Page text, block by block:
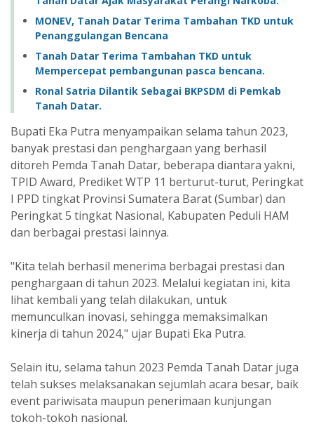
MONEV, Tanah Datar Terima Tambahan TKD untuk
Penanggulangan Bencana
Tanah Datar Terima Tambahan TKD untuk
Mempercepat pembangunan pasca bencana.
Ronal Satria Dilantik Sebagai BKPSDM di Pemkab
Tanah Datar.
Bupati Eka Putra menyampaikan selama tahun 2023,
banyak prestasi dan penghargaan yang berhasil
ditoreh Pemda Tanah Datar, beberapa diantara yakni,
TPID Award, Prediket WTP 11 berturut-turut, Peringkat
I PPD tingkat Provinsi Sumatera Barat (Sumbar) dan
Peringkat 5 tingkat Nasional, Kabupaten Peduli HAM
dan berbagai prestasi lainnya.
"Kita telah berhasil menerima berbagai prestasi dan
penghargaan di tahun 2023. Melalui kegiatan ini, kita
lihat kembali yang telah dilakukan, untuk
memunculkan inovasi, sehingga memaksimalkan
kinerja di tahun 2024," ujar Bupati Eka Putra.
Selain itu, selama tahun 2023 Pemda Tanah Datar juga
telah sukses melaksanakan sejumlah acara besar, baik
event pariwisata maupun penerimaan kunjungan
tokoh-tokoh nasional.